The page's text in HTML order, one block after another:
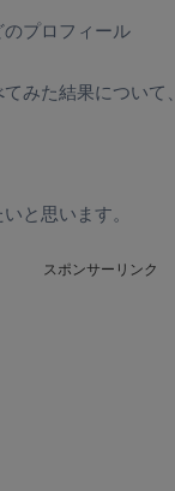
のプロフィール
みた結果について、
と思います。
スポンサーリンク